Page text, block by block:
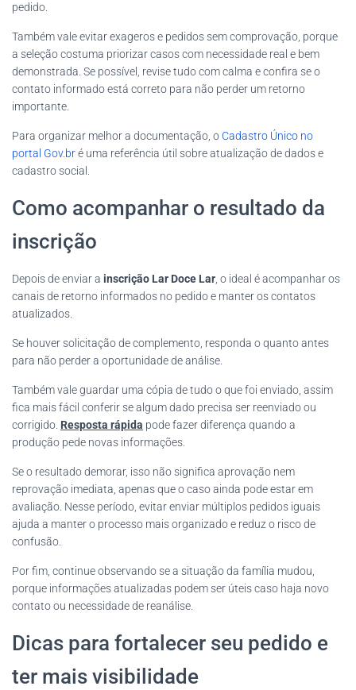
pedido.
Também vale evitar exageros e pedidos sem comprovação, porque
a seleção costuma priorizar casos com necessidade real e bem
demonstrada. Se possível, revise tudo com calma e confira se o
contato informado está correto para não perder um retorno
importante.
Para organizar melhor a documentação, o Cadastro Único no
portal Gov.bré uma referência útil sobre atualização de dados e
cadastro social.
Como acompanhar o resultado da
inscrição
Depois de enviar a inscrição Lar Doce Lar, o ideal é acompanhar os
canais de retorno informados no pedido e manter os contatos
atualizados.
Se houver solicitação de complemento, responda o quanto antes
para não perder a oportunidade de análise.
Também vale guardar uma cópia de tudo o que foi enviado, assim
fica mais fácil conferir se algum dado precisa ser reenviado ou
corrigido. Resposta rápida pode fazer diferença quando a
produção pede novas informações.
Se o resultado demorar, isso não significa aprovação nem
reprovação imediata, apenas que o caso ainda pode estar em
avaliação. Nesse período, evitar enviar múltiplos pedidos iguais
ajuda a manter o processo mais organizado e reduz o risco de
confusão.
Por fim, continue observando se a situação da família mudou,
porque informações atualizadas podem ser úteis caso haja novo
contato ou necessidade de reanálise.
Dicas para fortalecer seu pedido e
ter mais visibilidade